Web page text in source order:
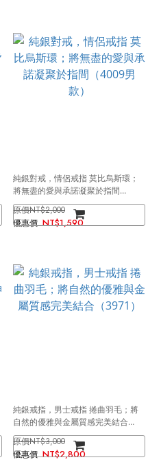
純銀對戒，情侶戒指 莫比烏斯環；
將無盡的愛與承諾凝聚於指間
（4009男款）
NT$2,000
NT$1,590
純銀戒指，男士戒指 捲曲羽毛；將
自然的優雅與金屬質感完美結合
（3971）
NT$3,000
NT$2,800